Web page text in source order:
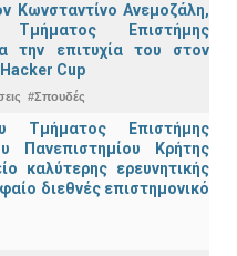
Κωνσταντίνο Ανεμοζάλη,
Επιστήμης
την επιτυχία του στον
Cup
#Σπουδές
Επιστήμης
Πανεπιστημίου Κρήτης
καλύτερης ερευνητικής
διεθνές επιστημονικό